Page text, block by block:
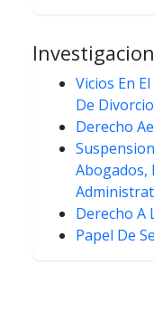
Vicios En
De Divorcio
Derecho
Abogados,
Derecho A
Papel De